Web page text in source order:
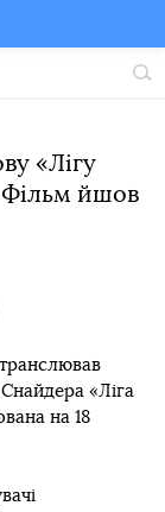
«Лігу
Фільм йшов
«Ліга
на 18